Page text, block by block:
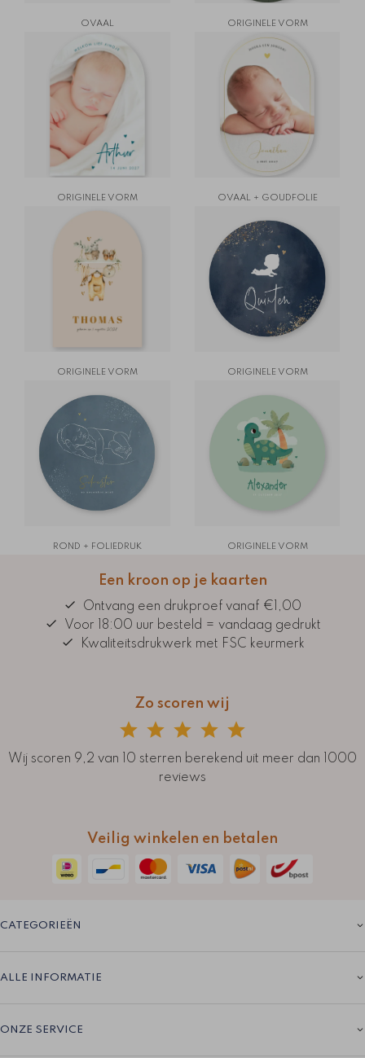
OVAAL ORIGINELE VORM
ORIGINELE VORM OVAAL + GOUDFOLIE
ORIGINELE VORM ORIGINELE VORM
ROND + FOLIEDRUK ORIGINELE VORM
Een kroon op je kaarten
Ontvang een drukproef vanaf €1,00
Voor 18:00 uur besteld = vandaag gedrukt
Kwaliteitsdrukwerk met FSC keurmerk
Zo scoren wij
Wij scoren 9,2 van 10 sterren berekend uit meer dan 1000
reviews
Veilig winkelen en betalen
CATEGORIEËN
ALLE INFORMATIE
ONZE SERVICE